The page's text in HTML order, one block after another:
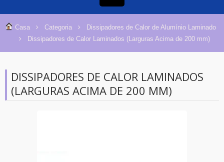
Casa Categoria
Dissipadores de Calor de Alumínio Laminado
Dissipadores de Calor Laminados (Larguras Acima de 200 mm)
DISSIPADORES DE CALOR LAMINADOS
(LARGURAS ACIMA DE 200 MM)